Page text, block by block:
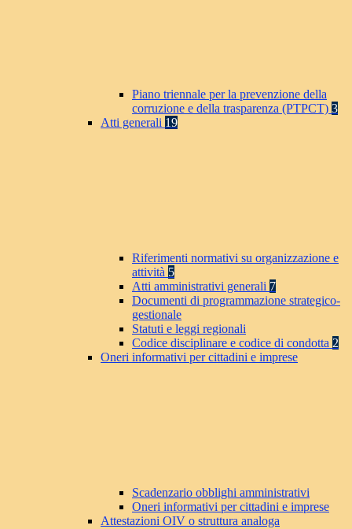
Piano triennale per la prevenzione della
corruzione e della trasparenza (PTPCT) 3
Atti generali 19
Riferimenti normativi su organizzazione e
attività 5
Atti amministrativi generali 7
Documenti di programmazione strategico-
gestionale
Statuti e leggi regionali
Codice disciplinare e codice di condotta 2
Oneri informativi per cittadini e imprese
Scadenzario obblighi amministrativi
Oneri informativi per cittadini e imprese
Attestazioni OIV o struttura analoga